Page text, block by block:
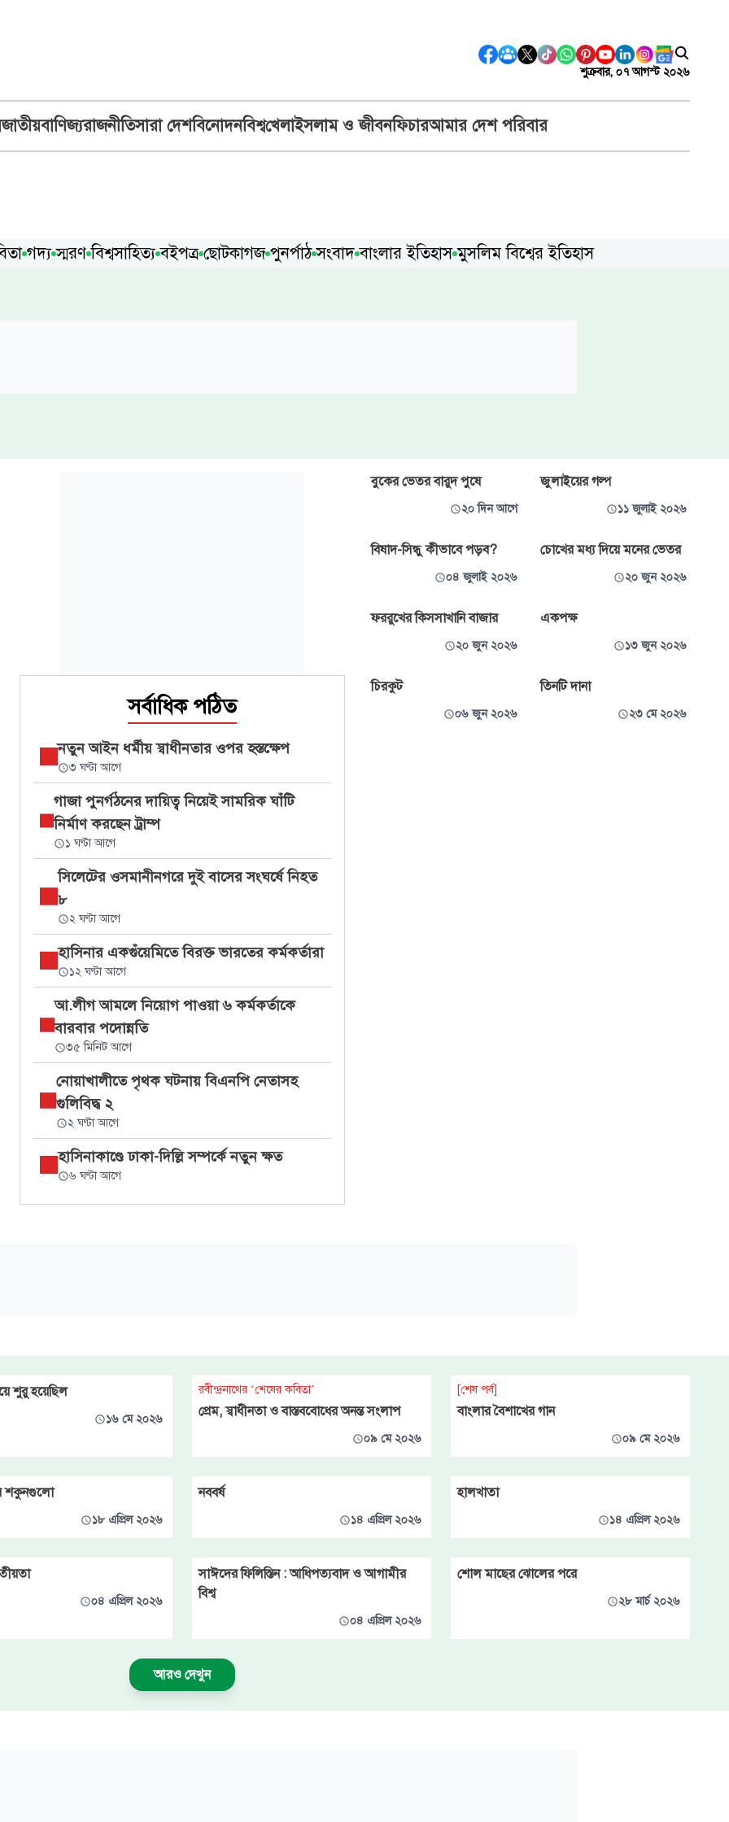
শুক্রবার, ০৭ আগস্ট ২০২৬
জাতীয়বাণিজ্যরাজনীতিসারা দেশবিনোদনবিশ্বখেলাইসলাম ও জীবনফিচারআমার দেশ পরিবার
গদ্য স্মরণ বিশ্বসাহিত্য বইপত্র ছোটকাগজ পুনর্পাঠ সংবাদ বাংলার ইতিহাস মুসলিম বিশ্বের ইতিহাস
সর্বাধিক পঠিত
নতুন আইন ধর্মীয় স্বাধীনতার ওপর হস্তক্ষেপ
৩ ঘণ্টা আগে
গাজা পুনর্গঠনের দায়িত্ব নিয়েই সামরিক ঘাঁটি
নির্মাণ করছেন ট্রাম্প
১ ঘণ্টা আগে
সিলেটের ওসমানীনগরে দুই বাসের সংঘর্ষে নিহত
৮
২ ঘণ্টা আগে
হাসিনার একগুঁয়েমিতে বিরক্ত ভারতের কর্মকর্তারা
১২ ঘণ্টা আগে
আ.লীগ আমলে নিয়োগ পাওয়া ৬ কর্মকর্তাকে
বারবার পদোন্নতি
৩৫ মিনিট আগে
নোয়াখালীতে পৃথক ঘটনায় বিএনপি নেতাসহ
গুলিবিদ্ধ ২
২ ঘণ্টা আগে
হাসিনাকাণ্ডে ঢাকা-দিল্লি সম্পর্কে নতুন ক্ষত
৬ ঘণ্টা আগে
বুকের ভেতর বারুদ পুষে
২০ দিন আগে
জুলাইয়ের গল্প
১১ জুলাই ২০২৬
বিষাদ-সিন্ধু কীভাবে পড়ব?
০৪ জুলাই ২০২৬
চোখের মধ্য দিয়ে মনের ভেতর
২০ জুন ২০২৬
ফররুখের কিসসাখানি বাজার
২০ জুন ২০২৬
একপক্ষ
১৩ জুন ২০২৬
চিরকুট
০৬ জুন ২০২৬
তিনটি দানা
২৩ মে ২০২৬
শুরু হয়েছিল
১৬ মে ২০২৬
রবীন্দ্রনাথের ‘শেষের কবিতা’
প্রেম, স্বাধীনতা ও বাস্তববোধের অনন্ত সংলাপ
০৯ মে ২০২৬
[শেষ পর্ব]
বাংলার বৈশাখের গান
০৯ মে ২০২৬
শকুনগুলো
১৮ এপ্রিল ২০২৬
নববর্ষ
১৪ এপ্রিল ২০২৬
হালখাতা
১৪ এপ্রিল ২০২৬
০৪ এপ্রিল ২০২৬
সাঈদের ফিলিস্তিন : আধিপত্যবাদ ও আগামীর
বিশ্ব
০৪ এপ্রিল ২০২৬
শোল মাছের ঝোলের পরে
২৮ মার্চ ২০২৬
আরও দেখুন